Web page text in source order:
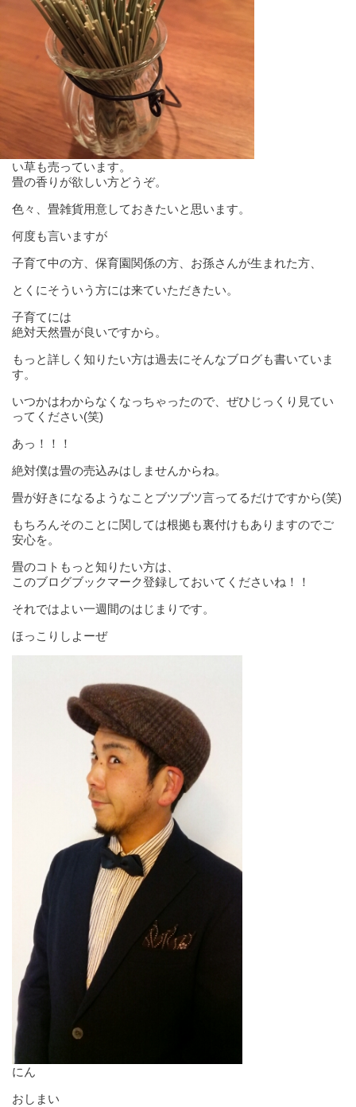
い草も売っています。
畳の香りが欲しい方どうぞ。
色々、畳雑貨用意しておきたいと思います。
何度も言いますが
子育て中の方、保育園関係の方、お孫さんが生まれた方、
とくにそういう方には来ていただきたい。
子育てには
絶対天然畳が良いですから。
もっと詳しく知りたい方は過去にそんなブログも書いていま
す。
いつかはわからなくなっちゃったので、ぜひじっくり見てい
ってください(笑)
あっ！！！
絶対僕は畳の売込みはしませんからね。
畳が好きになるようなことブツブツ言ってるだけですから(笑)
もちろんそのことに関しては根拠も裏付けもありますのでご
安心を。
畳のコトもっと知りたい方は、
このブログブックマーク登録しておいてくださいね！！
それではよい一週間のはじまりです。
ほっこりしよーぜ
にん
おしまい